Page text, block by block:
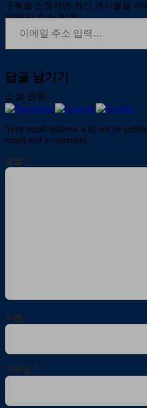
구독을 신청하면 최신 게시물을 이
이메일 주소 입력…
답글 남기기
소셜 연동:
Your email address will not be
email and a comment.
댓글 *
이름 *
이메일 *